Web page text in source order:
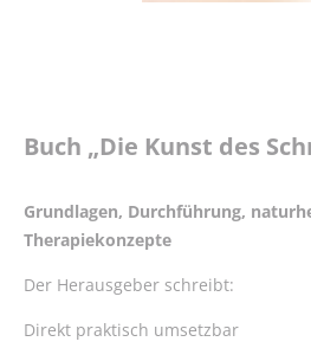
Produkte
Milchpumpen
Buch „Die Kunst des
Grundlagen, Durchführung,
Therapiekonzepte
Der Herausgeber schreibt:
Direkt praktisch umsetzbar